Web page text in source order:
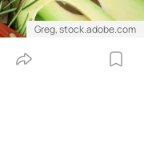
Greg, stock.adobe.com